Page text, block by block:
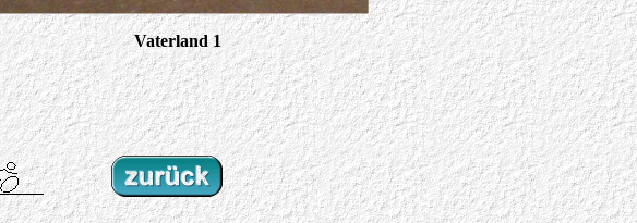
Vaterland 1